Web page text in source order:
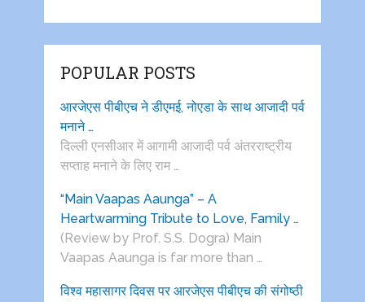
POPULAR POSTS
आरजेएस पीबीएच ने डीएमई, नोएडा के साथ आजादी पर्व
मनाने …
दिल्ली एनसीआर में आगामी आजादी पर्व अंतरराष्ट्रीय
सप्ताह मनाने के लिए राम …
“Main Vaapas Aaunga” – A
Heartwarming Tribute to Love, Family …
(Review by Prof. S.S. Dogra) Main
Vaapas Aaunga is far more than …
विश्व महासागर दिवस पर आरजेएस पीबीएच की संगोष्ठी